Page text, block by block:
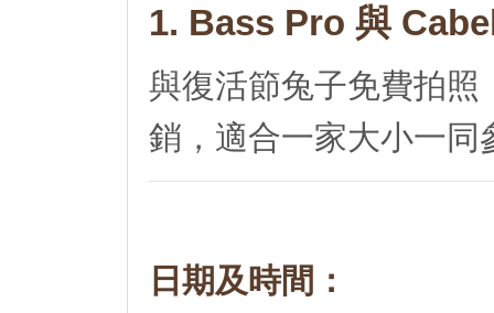
1. Bass Pro 與
與復活節兔子免費拍
銷，適合一家大小一同
日期及時間：